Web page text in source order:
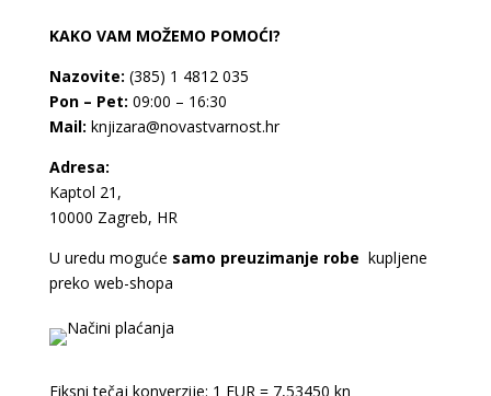
KAKO VAM MOŽEMO POMOĆI?
Nazovite: (385) 1 4812 035
Pon – Pet: 09:00 – 16:30
Mail: knjizara@novastvarnost.hr
Adresa:
Kaptol 21,
10000 Zagreb, HR
U uredu moguće samo preuzimanje robe kupljene
preko web-shopa
Fiksni tečaj konverzije: 1 EUR = 7,53450 kn